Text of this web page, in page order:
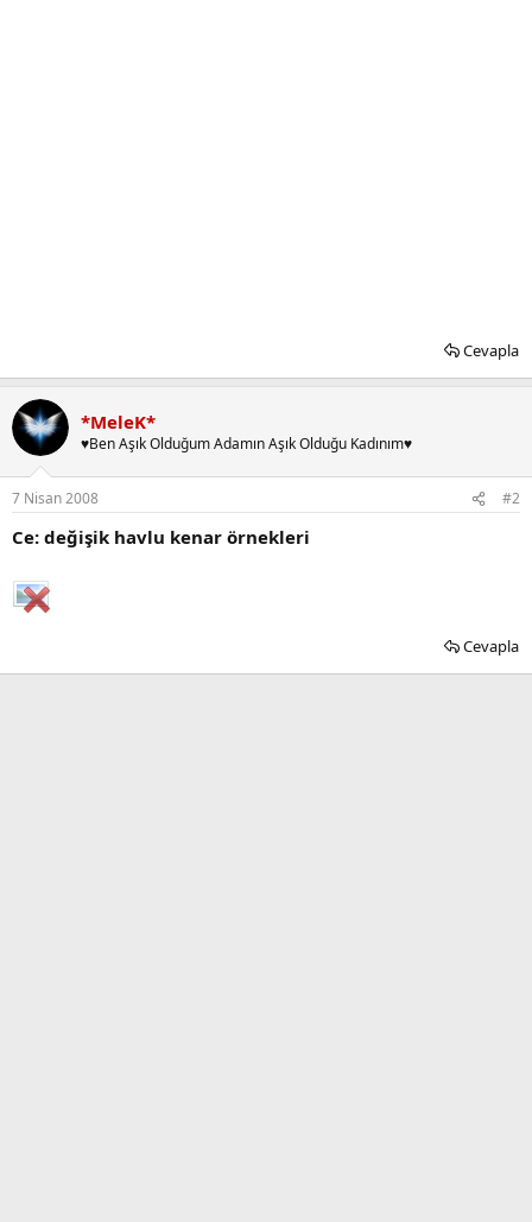
Cevapla
*MeleK*
♥Ben Aşık Olduğum Adamın Aşık Olduğu Kadınım♥
7 Nisan 2008 #2
Ce: değişik havlu kenar örnekleri
Cevapla